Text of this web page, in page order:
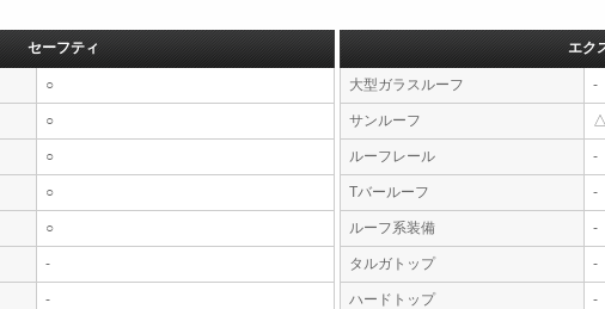
セーフティ
○
○
○
○
○
-
-
エク
大型ガラスルーフ -
サンルーフ
ルーフレール -
Tバールーフ -
ルーフ系装備 -
タルガトップ -
ハードトップ -